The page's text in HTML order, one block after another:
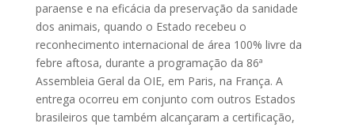
paraense e na eficácia da preservação da sanidade
dos animais, quando o Estado recebeu o
reconhecimento internacional de área 100% livre da
febre aftosa, durante a programação da 86ª
Assembleia Geral da OIE, em Paris, na França. A
entrega ocorreu em conjunto com outros Estados
brasileiros que também alcançaram a certificação,